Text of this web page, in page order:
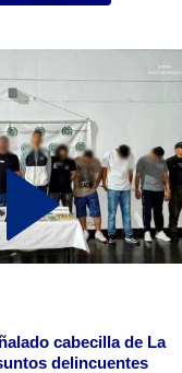
cabecilla de La
delincuentes